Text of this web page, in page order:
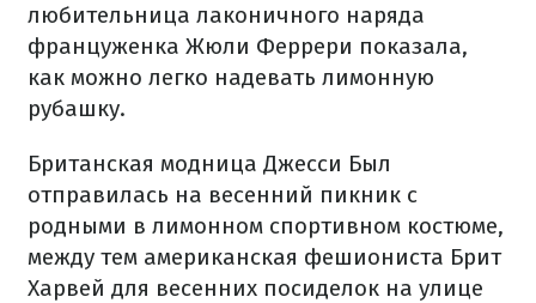
любительница лаконичного наряда
француженка Жюли Феррери показала,
как можно легко надевать лимонную
рубашку.
Британская модница Джесси Был
отправилась на весенний пикник с
родными в лимонном спортивном костюме,
между тем американская фешиониста Брит
Харвей для весенних посиделок на улице